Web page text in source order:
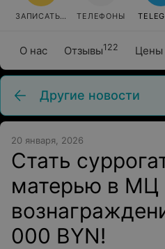
О нас Отзывы122 Цены
ЗАПИСАТЬСЯ ТЕЛЕФОНЫ
Другие новости
20 января, 2026
Стать
матерью в МЦ
000 BYN!